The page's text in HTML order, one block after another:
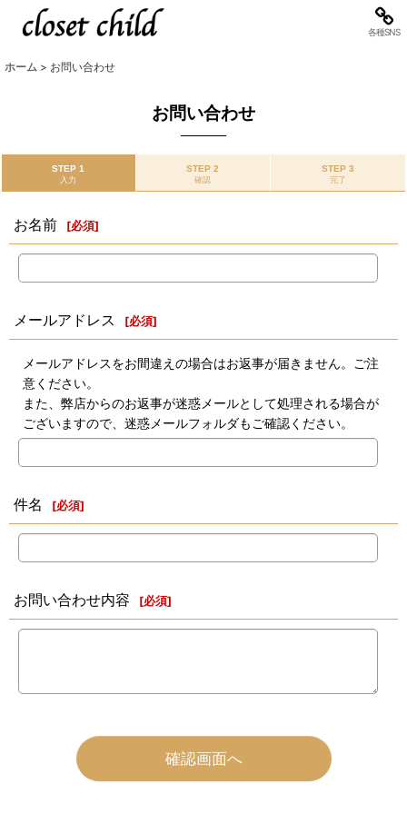
各種SNS
ホーム > お問い合わせ
お問い合わせ
STEP 1
入力
STEP 2
確認
STEP 3
完了
お名前 [必須]
メールアドレス [必須]
メールアドレスをお間違えの場合はお返事が届きません。ご注
意ください。
また、弊店からのお返事が迷惑メールとして処理される場合が
ございますので、迷惑メールフォルダもご確認ください。
件名 [必須]
お問い合わせ内容 [必須]
確認画面へ